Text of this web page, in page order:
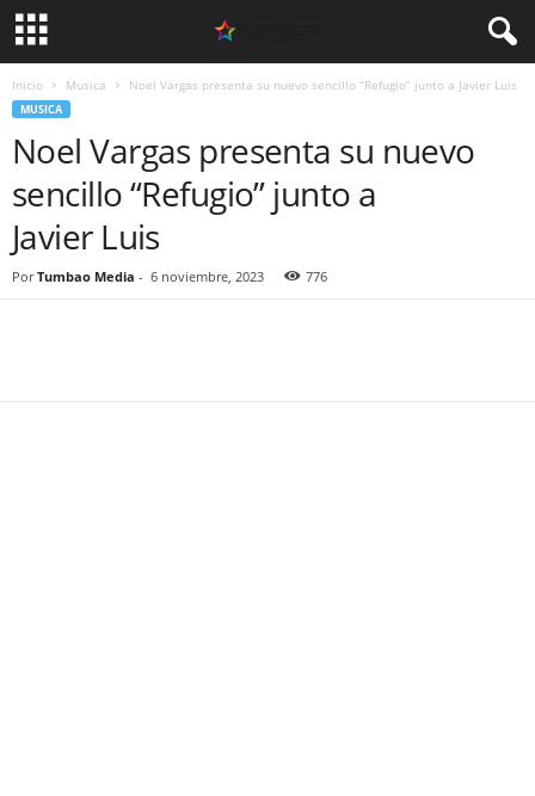
Inicio Musica Noel Vargas presenta su nuevo sencillo “Refugio” junto a Javier Luis
MUSICA
Noel Vargas presenta su nuevo
sencillo “Refugio” junto a
Javier Luis
Por Tumbao Media - 6 noviembre, 2023 776